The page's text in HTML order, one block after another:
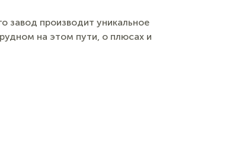
завод производит уникальное
на этом пути, о плюсах и